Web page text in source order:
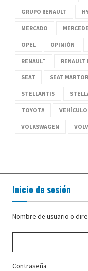
GRUPO RENAULT
MERCADO
OPEL OPINIÓN
RENAULT RENAULT
SEAT SEAT
STELLANTIS
TOYOTA
VOLKSWAGEN
Inicio de sesión
Nombre de usuario o
Contraseña